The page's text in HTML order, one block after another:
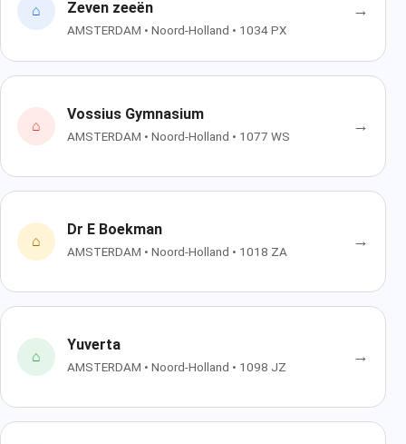
⌂
Zeven zeeën
AMSTERDAM • Noord-Holland • 1034 PX
→
⌂
Vossius Gymnasium
AMSTERDAM • Noord-Holland • 1077 WS
→
⌂
Dr E Boekman
AMSTERDAM • Noord-Holland • 1018 ZA
→
⌂
Yuverta
AMSTERDAM • Noord-Holland • 1098 JZ
→